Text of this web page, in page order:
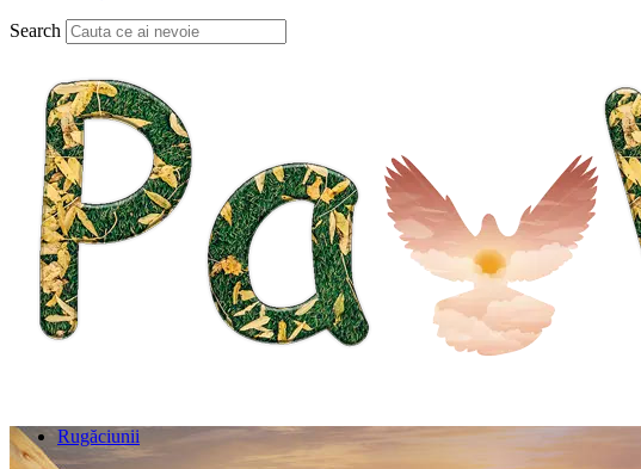
Search
Rugăciunii